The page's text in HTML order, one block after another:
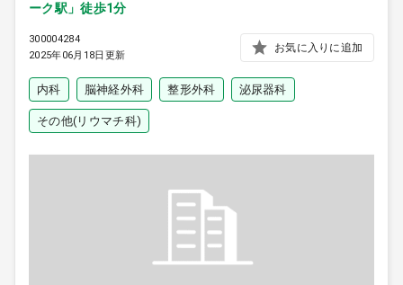
ーク駅」徒歩1分
300004284
2025年06月18日更新
お気に入りに追加
内科 脳神経外科 整形外科 泌尿器科
その他(リウマチ科)